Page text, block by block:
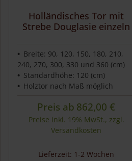
Holländisches Tor mit
Strebe Douglasie einzeln
Breite: 90, 120, 150, 180, 210,
240, 270, 300, 330 und 360 (cm)
Standardhöhe: 120 (cm)
Holztor nach Maß möglich
Preis ab 862,00 €
Preise inkl. 19% MwSt., zzgl.
Versandkosten
Lieferzeit: 1-2 Wochen